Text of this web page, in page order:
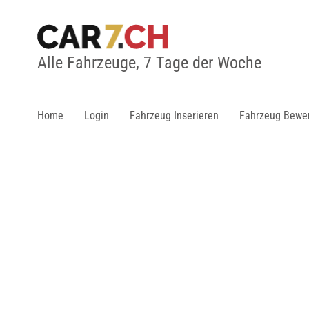
Alle Fahrzeuge, 7 Tage der Woche
Home Login Fahrzeug Inserieren Fahrzeug